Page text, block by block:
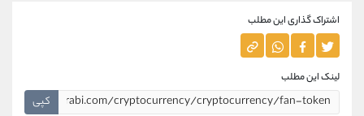
اشتراک گذاری این مطلب
لینک این مطلب
کپی